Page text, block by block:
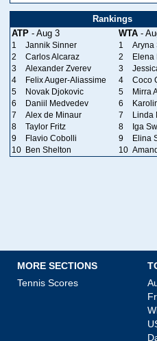
Rankings
ATP - Aug 3 WTA -
1 Jannik Sinner 1
Aryna
2
Carlos Alcaraz 2
Elena
3
Alexander Zverev 3
4
Felix Auger-Aliassime 4
Coco
5
Novak Djokovic 5
Mirra
6
Daniil Medvedev 6
7
Alex de Minaur 7
Linda
8
Taylor Fritz 8
Iga
9
Flavio Cobolli 9
Elina
10 Ben Shelton 10
MORE SECTIONS
Tennis Scores